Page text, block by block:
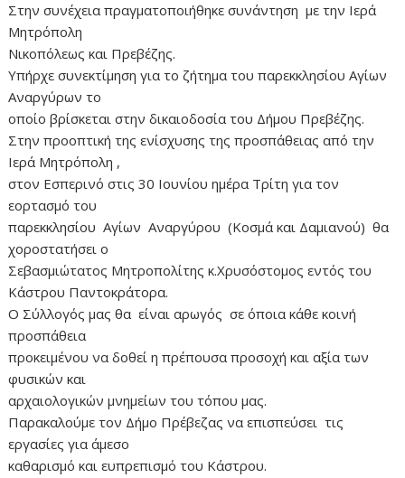
Στην συνέχεια πραγματοποιήθηκε συνάντηση με την Ιερά
Μητρόπολη
Νικοπόλεως και Πρεβέζης.
Υπήρχε συνεκτίμηση για το ζήτημα του παρεκκλησίου Αγίων
Αναργύρων το
οποίο βρίσκεται στην δικαιοδοσία του Δήμου Πρεβέζης.
Στην προοπτική της ενίσχυσης της προσπάθειας από την
Ιερά Μητρόπολη ,
στον Εσπερινό στις 30 Ιουνίου ημέρα Τρίτη για τον
εορτασμό του
παρεκκλησίου Aγίων Αναργύρου (Κοσμά και Δαμιανού) θα
χοροστατήσει ο
Σεβασμιώτατος Μητροπολίτης κ.Χρυσόστομος εντός του
Κάστρου Παντοκράτορα.
Ο Σύλλογός μας θα είναι αρωγός σε όποια κάθε κοινή
προσπάθεια
προκειμένου να δοθεί η πρέπουσα προσοχή και αξία των
φυσικών και
αρχαιολογικών μνημείων του τόπου μας.
Παρακαλούμε τον Δήμο Πρέβεζας να επισπεύσει τις
εργασίες για άμεσο
καθαρισμό και ευπρεπισμό του Κάστρου.